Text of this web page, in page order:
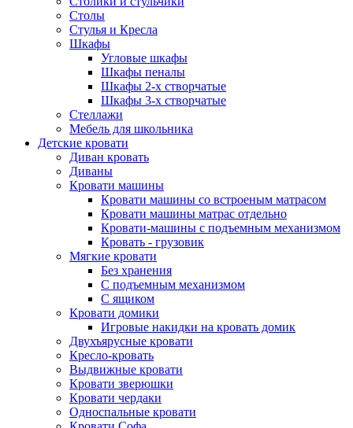
Столы
Стулья и Кресла
Шкафы
Угловые шкафы
Шкафы пеналы
Шкафы 2-х створчатые
Шкафы 3-х створчатые
Стеллажи
Мебель для школьника
Детские кровати
Диван кровать
Диваны
Кровати машины
Кровати машины со встроеным матрасом
Кровати машины матрас отдельно
Кровати-машины с подъемным механизмом
Кровать - грузовик
Мягкие кровати
Без хранения
С подъемным механизмом
С ящиком
Кровати домики
Игровые накидки на кровать домик
Двухъярусные кровати
Кресло-кровать
Выдвижные кровати
Кровати зверюшки
Кровати чердаки
Односпальные кровати